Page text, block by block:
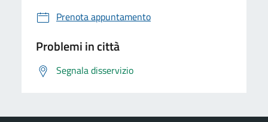
Prenota appuntamento
Problemi in città
Segnala disservizio